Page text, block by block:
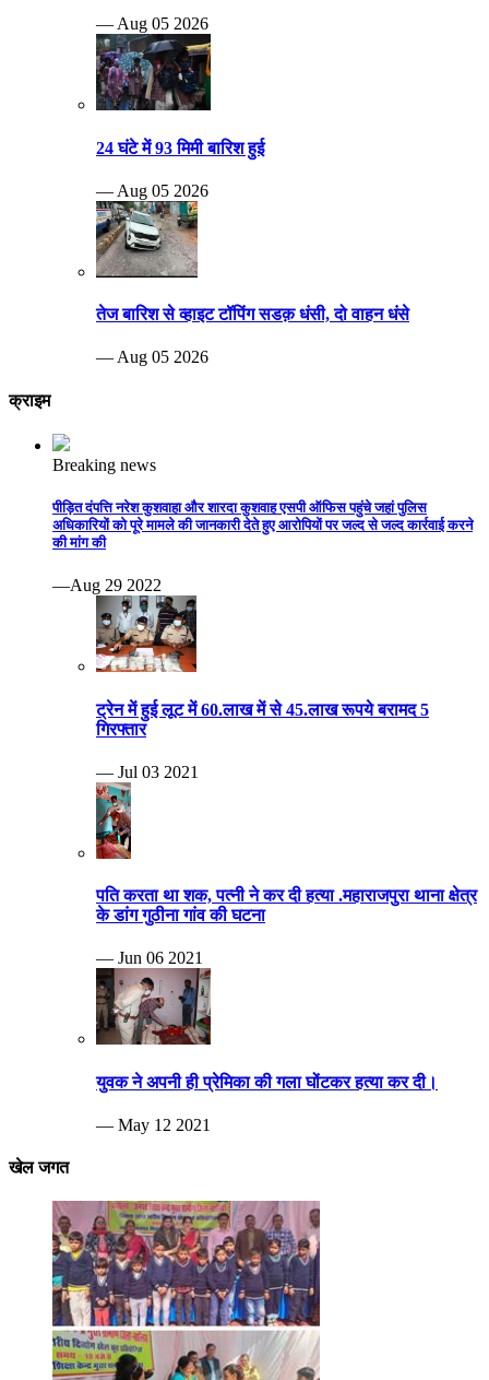
— Aug 05 2026
24 घंटे में 93 मिमी बारिश हुई
— Aug 05 2026
तेज बारिश से व्हाइट टॉपिंग सडक़ धंसी, दो वाहन धंसे
— Aug 05 2026
क्राइम
Breaking news
पीड़ित दंपत्ति नरेश कुशवाहा और शारदा कुशवाह एसपी ऑफिस पहुंचे जहां पुलिस
अधिकारियों को पूरे मामले की जानकारी देते हुए आरोपियों पर जल्द से जल्द कार्रवाई करने
की मांग की
—Aug 29 2022
ट्रेन में हुई लूट में 60.लाख में से 45.लाख रूपये बरामद 5
गिरफ्तार
— Jul 03 2021
पति करता था शक, पत्नी ने कर दी हत्या .महाराजपुरा थाना क्षेत्र
के डांग गुठीना गांव की घटना
— Jun 06 2021
युवक ने अपनी ही प्रेमिका की गला घोंटकर हत्या कर दी।
— May 12 2021
खेल जगत